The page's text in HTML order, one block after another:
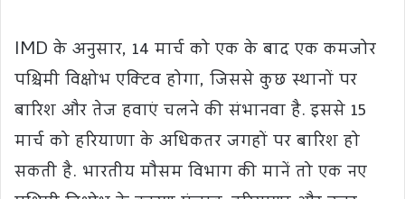
IMD के अनुसार, 14 मार्च को एक के बाद एक कमजोर
पश्चिमी विक्षोभ एक्टिव होगा, जिससे कुछ स्थानों पर
बारिश और तेज हवाएं चलने की संभानवा है. इससे 15
मार्च को हरियाणा के अधिकतर जगहों पर बारिश हो
सकती है. भारतीय मौसम विभाग की मानें तो एक नए